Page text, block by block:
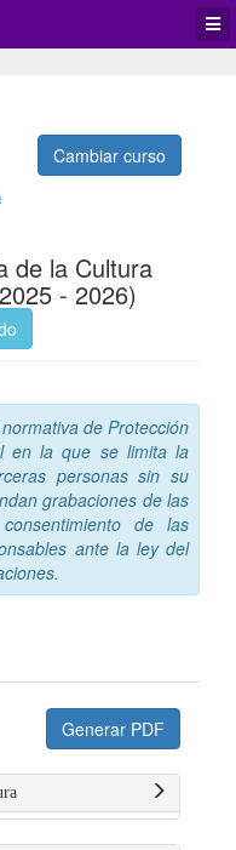
Cambiar curso
de la Cultura
- 2026)
de Protección
en la que se limita la
personas sin su
grabaciones de las
de las
ante la ley del
Generar PDF